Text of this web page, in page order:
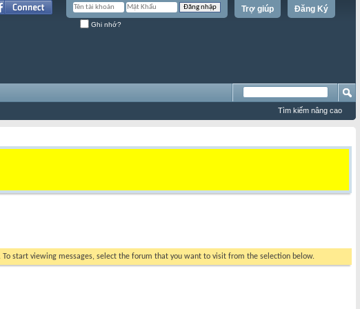
Đăng Ký
Trợ giúp
Ghi nhớ?
Tìm kiếm nâng cao
start viewing messages, select the forum that you want to visit from the selection below.